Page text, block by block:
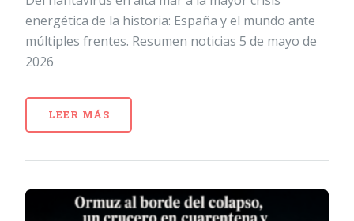
energética de la historia: España y el mundo ante
múltiples frentes. Resumen noticias 5 de mayo de
2026
LEER MÁS